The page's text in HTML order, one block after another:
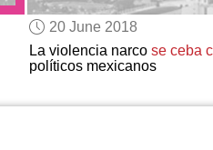
20 June 2018
La violencia narco se ceba
políticos mexicanos